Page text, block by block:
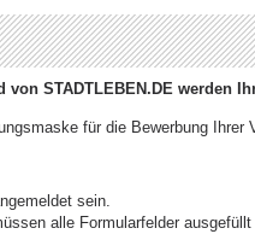
von STADTLEBEN.DE werden
für die Bewerbung Ihrer
sein.
alle Formularfelder ausgefüllt